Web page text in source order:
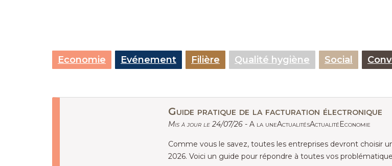
Economie Evénement Filière Qualité hygiène Social
Guide pratique de la facturation électronique
Mis à jour le 24/07/26 -A la uneActualitésActualitéEconomie
Comme vous le savez, toutes les entreprises devront choisir
2026. Voici un guide pour répondre à toutes vos